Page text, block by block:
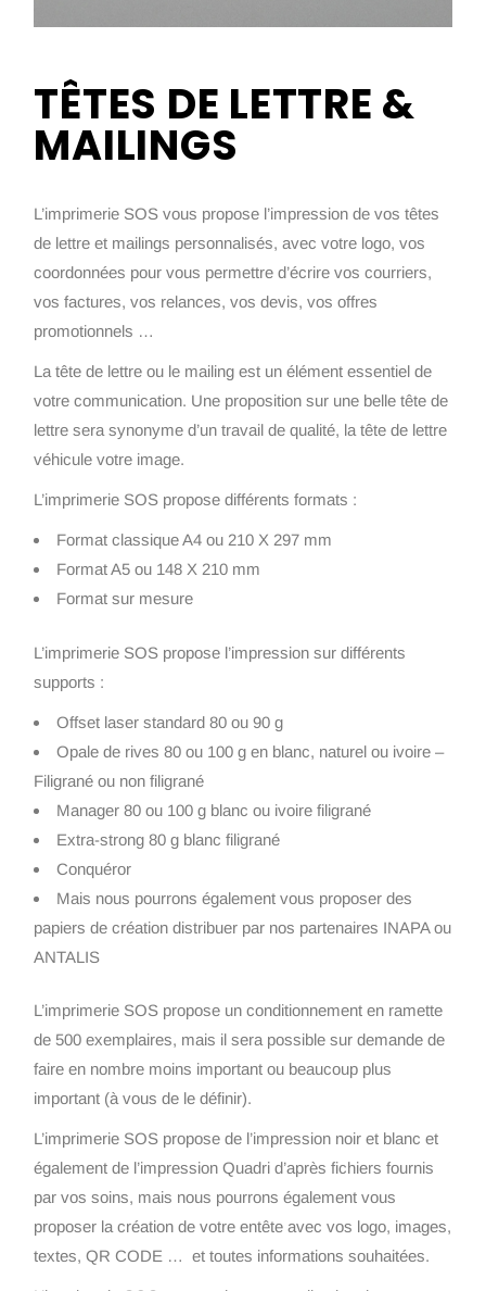
TÊTES DE LETTRE &
MAILINGS
L’imprimerie SOS vous propose l’impression de vos têtes
de lettre et mailings personnalisés, avec votre logo, vos
coordonnées pour vous permettre d’écrire vos courriers,
vos factures, vos relances, vos devis, vos offres
promotionnels …
La tête de lettre ou le mailing est un élément essentiel de
votre communication. Une proposition sur une belle tête de
lettre sera synonyme d’un travail de qualité, la tête de lettre
véhicule votre image.
L’imprimerie SOS propose différents formats :
Format classique A4 ou 210 X 297 mm
Format A5 ou 148 X 210 mm
Format sur mesure
L’imprimerie SOS propose l’impression sur différents
supports :
Offset laser standard 80 ou 90 g
Opale de rives 80 ou 100 g en blanc, naturel ou ivoire –
Filigrané ou non filigrané
Manager 80 ou 100 g blanc ou ivoire filigrané
Extra-strong 80 g blanc filigrané
Conquéror
Mais nous pourrons également vous proposer des
papiers de création distribuer par nos partenaires INAPA ou
ANTALIS
L’imprimerie SOS propose un conditionnement en ramette
de 500 exemplaires, mais il sera possible sur demande de
faire en nombre moins important ou beaucoup plus
important (à vous de le définir).
L’imprimerie SOS propose de l’impression noir et blanc et
également de l’impression Quadri d’après fichiers fournis
par vos soins, mais nous pourrons également vous
proposer la création de votre entête avec vos logo, images,
textes, QR CODE … et toutes informations souhaitées.